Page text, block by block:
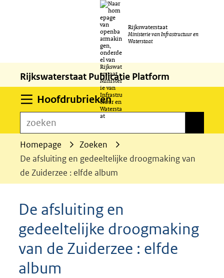
naar
de
inhoud
Rijkswaterstaat
Ministerie van Infrastructuur en
Waterstaat
Rijkswaterstaat Publicatie Platform
HoofdrubriekenUitklappen
zoeken
Homepage
Zoeken
De afsluiting en gedeeltelijke droogmaking van
de Zuiderzee : elfde album
De afsluiting en
gedeeltelijke droogmaking
van de Zuiderzee : elfde
album